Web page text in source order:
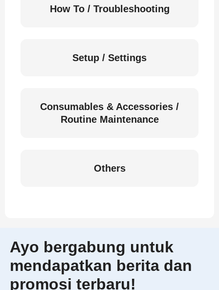
How To / Troubleshooting
Setup / Settings
Consumables & Accessories /
Routine Maintenance
Others
Ayo bergabung untuk
mendapatkan berita dan
promosi terbaru!